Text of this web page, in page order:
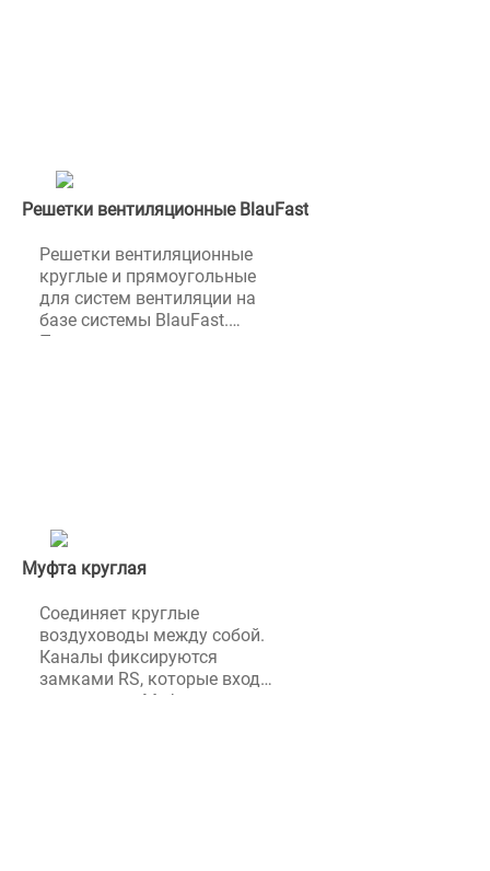
​Решетки вентиляционные BlauFast
Решетки вентиляционные
круглые и прямоугольные
для систем вентиляции на
базе системы BlauFast.
Предназначены для
Муфта круглая
Соединяет круглые
воздуховоды между собой.
Каналы фиксируются
замками RS, которые входят
в комплект. Муфта круглая